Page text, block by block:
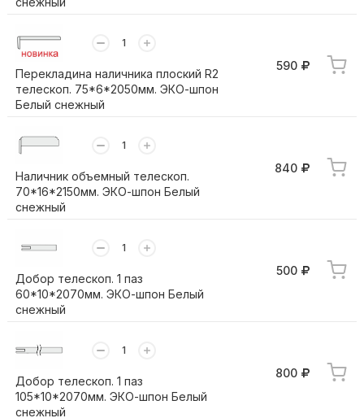
Перекладина наличника плоский R2
телескоп. 75*6*2050мм. ЭКО-шпон
Белый снежный
590
Наличник объемный телескоп.
70*16*2150мм. ЭКО-шпон Белый
снежный
840
Добор телескоп. 1 паз
60*10*2070мм. ЭКО-шпон Белый
снежный
500
Добор телескоп. 1 паз
105*10*2070мм. ЭКО-шпон Белый
снежный
800